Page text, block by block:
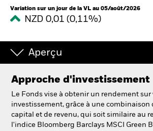
BlackRock
iShares
Aladdin
Notre société
Variation sur un jour de la VL au 05/août/2026
NZD 0,01 (0,11%)
Aperçu
Approche d'investissement
Le Fonds vise à obtenir un rendement sur
investissement, grâce à une combinaison
capital et de revenu, qui soit similaire au
l'indice Bloomberg Barclays MSCI Green